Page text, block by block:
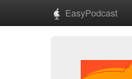
EasyPodcast